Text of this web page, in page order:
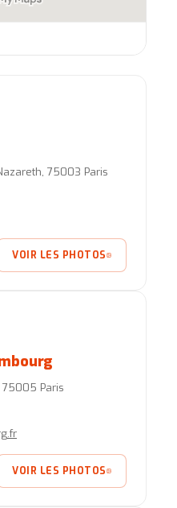
75003 Paris
VOIR LES PHOTOS
75005 Paris
VOIR LES PHOTOS